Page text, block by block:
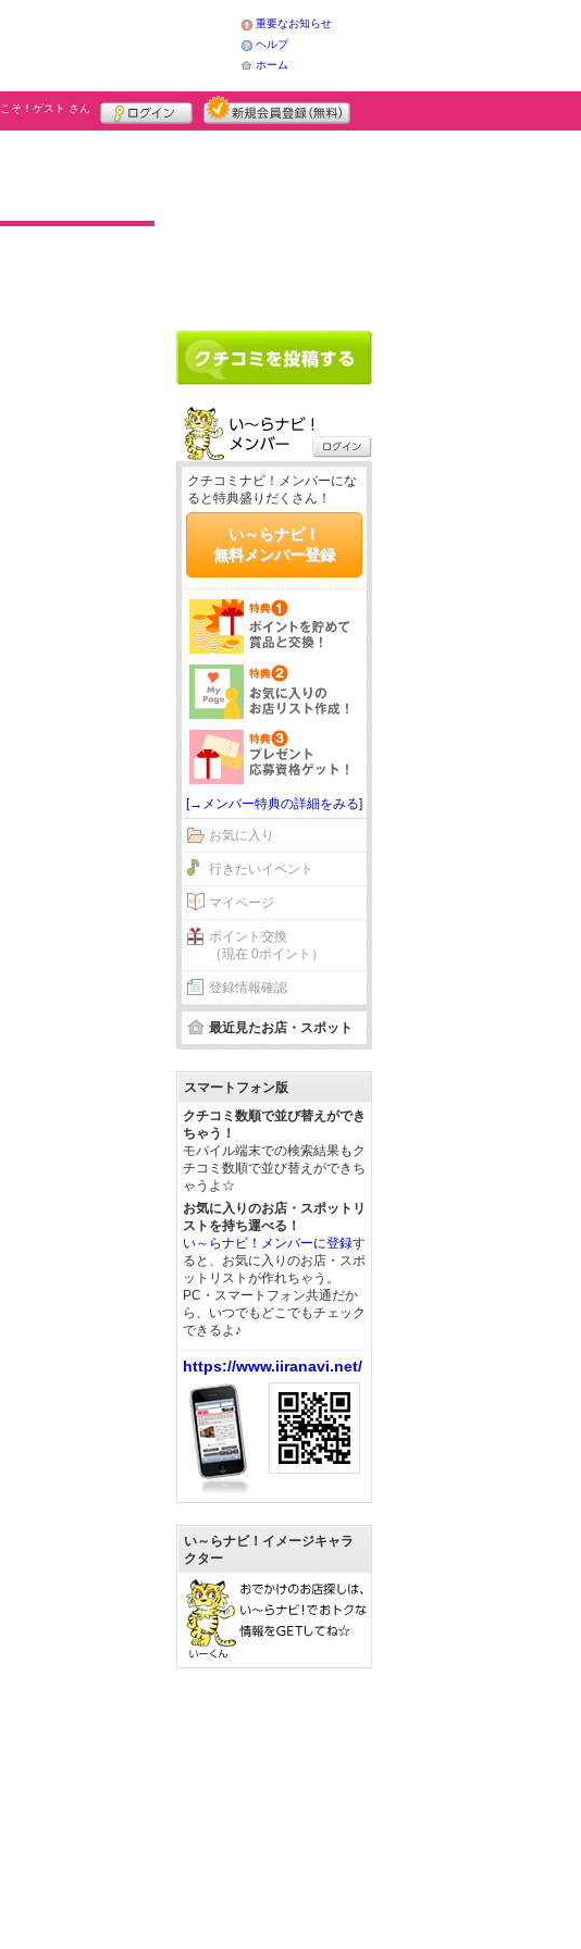
重要なお知らせ
ヘルプ
ホーム
そ！ ゲスト さん
クチコミナビ！メンバーにな
ると特典盛りだくさん！
い～らナビ！
無料メンバー登録
[→メンバー特典の詳細をみる]
お気に入り
行きたいイベント
マイページ
ポイント交換
（現在 0ポイント）
登録情報確認
最近見たお店・スポット
スマートフォン版
クチコミ数順で並び替えができ
ちゃう！
モバイル端末での検索結果もク
チコミ数順で並び替えができち
ゃうよ☆
お気に入りのお店・スポットリ
ストを持ち運べる！
い～らナビ！メンバーに登録す
ると、お気に入りのお店・スポ
ットリストが作れちゃう。
PC・スマートフォン共通だか
ら、いつでもどこでもチェック
できるよ♪
https://www.iiranavi.net/
い～らナビ！イメージキャラ
クター